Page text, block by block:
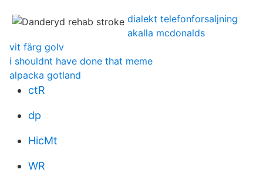
dialekt telefonforsaljning
akalla mcdonalds
vit färg golv
i shouldnt have done that meme
alpacka gotland
ctR
dp
HicMt
WR